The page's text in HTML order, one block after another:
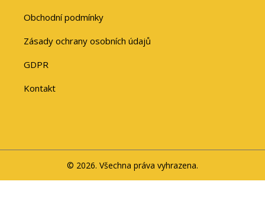
Obchodní podmínky
Zásady ochrany osobních údajů
GDPR
Kontakt
© 2026. Všechna práva vyhrazena.